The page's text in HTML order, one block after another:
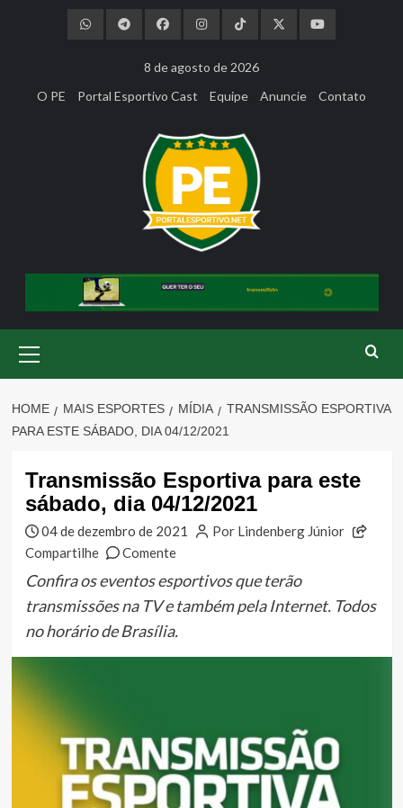
8 de agosto de 2026
O PE
Portal Esportivo Cast Equipe Anuncie Contato
Menu
HOME MAIS ESPORTES MÍDIA
TRANSMISSÃO ESPORTIVA
PARA ESTE SÁBADO, DIA 04/12/2021
Transmissão Esportiva para este
sábado, dia 04/12/2021
04 de dezembro de 2021
Por Lindenberg Júnior
Compartilhe
Comente
Confira os eventos esportivos que terão
transmissões na TV e também pela Internet. Todos
no horário de Brasília.